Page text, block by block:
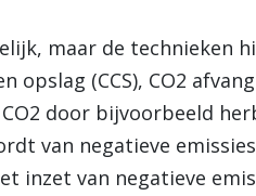
maar de technieken
(CCS), CO2
door bijvoorbeeld
van negatieve
inzet van negatieve